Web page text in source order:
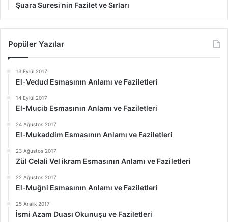
Şuara Suresi’nin Fazilet ve Sırları
Popüler Yazılar
13 Eylül 2017
El-Vedud Esmasının Anlamı ve Faziletleri
14 Eylül 2017
El-Mucib Esmasının Anlamı ve Faziletleri
24 Ağustos 2017
El-Mukaddim Esmasının Anlamı ve Faziletleri
23 Ağustos 2017
Zül Celali Vel ikram Esmasının Anlamı ve Faziletleri
22 Ağustos 2017
El-Muğni Esmasının Anlamı ve Faziletleri
25 Aralık 2017
İsmi Azam Duası Okunuşu ve Faziletleri